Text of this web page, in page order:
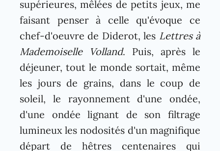
supérieures, mêlées de petits jeux, me
faisant penser à celle qu'évoque ce
chef-d'oeuvre de Diderot, les Lettres à
Mademoiselle Volland. Puis, après le
déjeuner, tout le monde sortait, même
les jours de grains, dans le coup de
soleil, le rayonnement d'une ondée,
d'une ondée lignant de son filtrage
lumineux les nodosités d'un magnifique
départ de hêtres centenaires qui